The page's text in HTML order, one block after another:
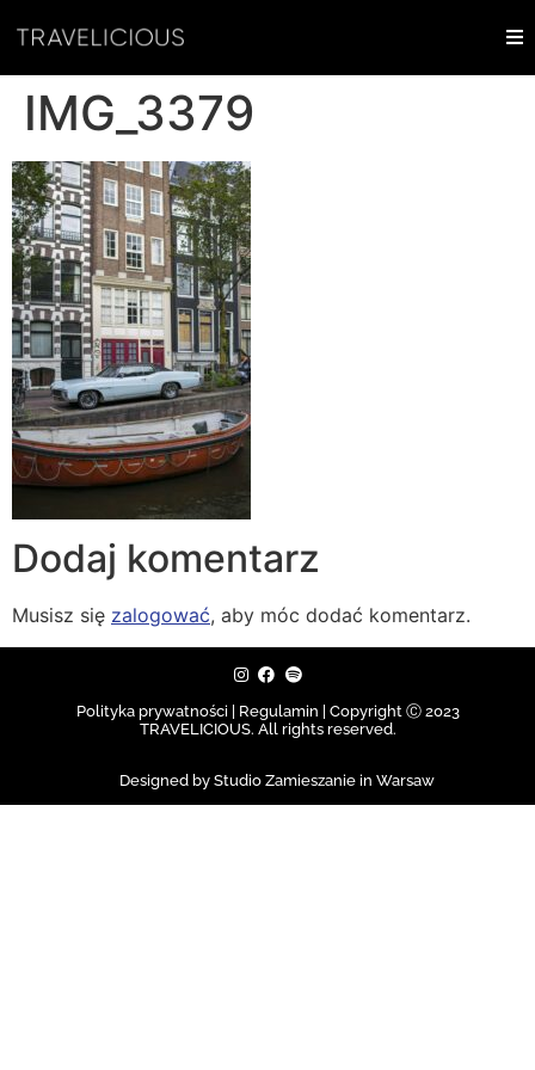
IMG_3379
Dodaj komentarz
Musisz się zalogować, aby móc dodać komentarz.
Polityka prywatności | Regulamin | Copyright Ⓒ 2023
TRAVELICIOUS. All rights reserved.
Designed by Studio Zamieszanie in Warsaw